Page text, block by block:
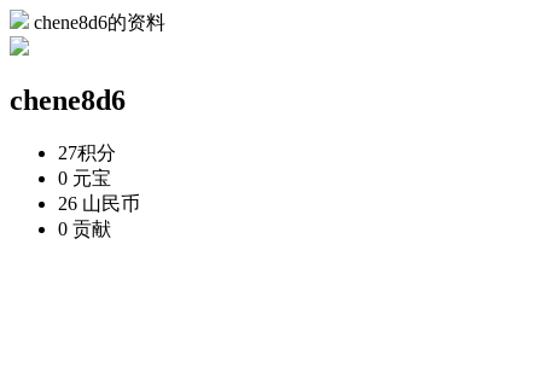
chene8d6的资料
chene8d6
27积分
0 元宝
26 山民币
0 贡献